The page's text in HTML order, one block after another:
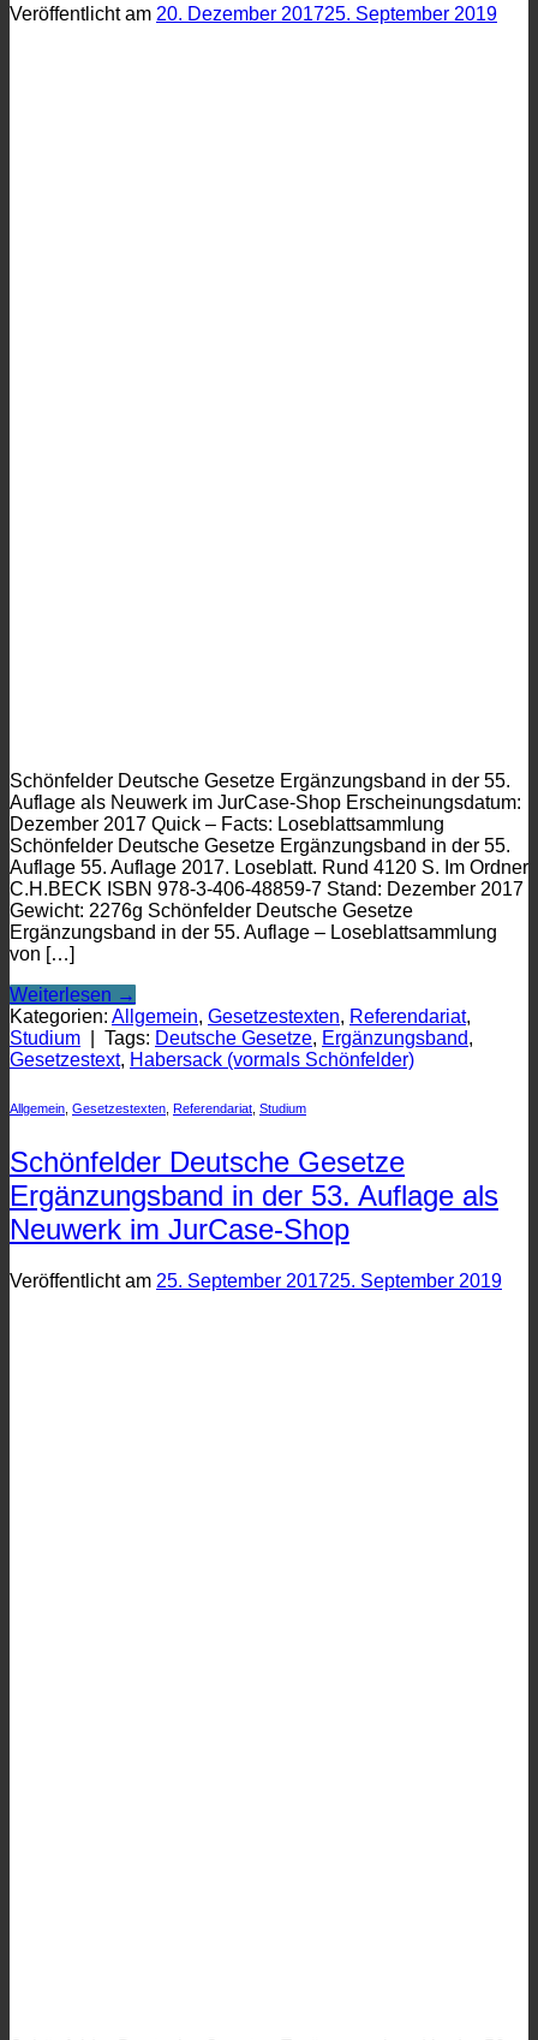
Veröffentlicht am 20. Dezember 201725. September 2019
Schönfelder Deutsche Gesetze Ergänzungsband in der 55.
Auflage als Neuwerk im JurCase-Shop Erscheinungsdatum:
Dezember 2017 Quick – Facts: Loseblattsammlung
Schönfelder Deutsche Gesetze Ergänzungsband in der 55.
Auflage 55. Auflage 2017. Loseblatt. Rund 4120 S. Im Ordner
C.H.BECK ISBN 978-3-406-48859-7 Stand: Dezember 2017
Gewicht: 2276g Schönfelder Deutsche Gesetze
Ergänzungsband in der 55. Auflage – Loseblattsammlung
von […]
Weiterlesen →
Kategorien: Allgemein, Gesetzestexten, Referendariat,
Studium
Tags: Deutsche Gesetze, Ergänzungsband,
Gesetzestext, Habersack (vormals Schönfelder)
Allgemein Gesetzestexten Referendariat Studium
Schönfelder Deutsche Gesetze
Ergänzungsband in der 53. Auflage als
Neuwerk im JurCase-Shop
Veröffentlicht am 25. September 201725. September 2019